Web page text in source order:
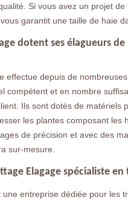
Si vous avez un projet de
garantit une taille de haie
dotent ses élagueurs
effectue depuis de
compétent et en nombre
Ils sont dotés de matériels
les plantes composant les
de précision et avec des
sur-mesure.
Elagage spécialiste
une entreprise dédiée pour les